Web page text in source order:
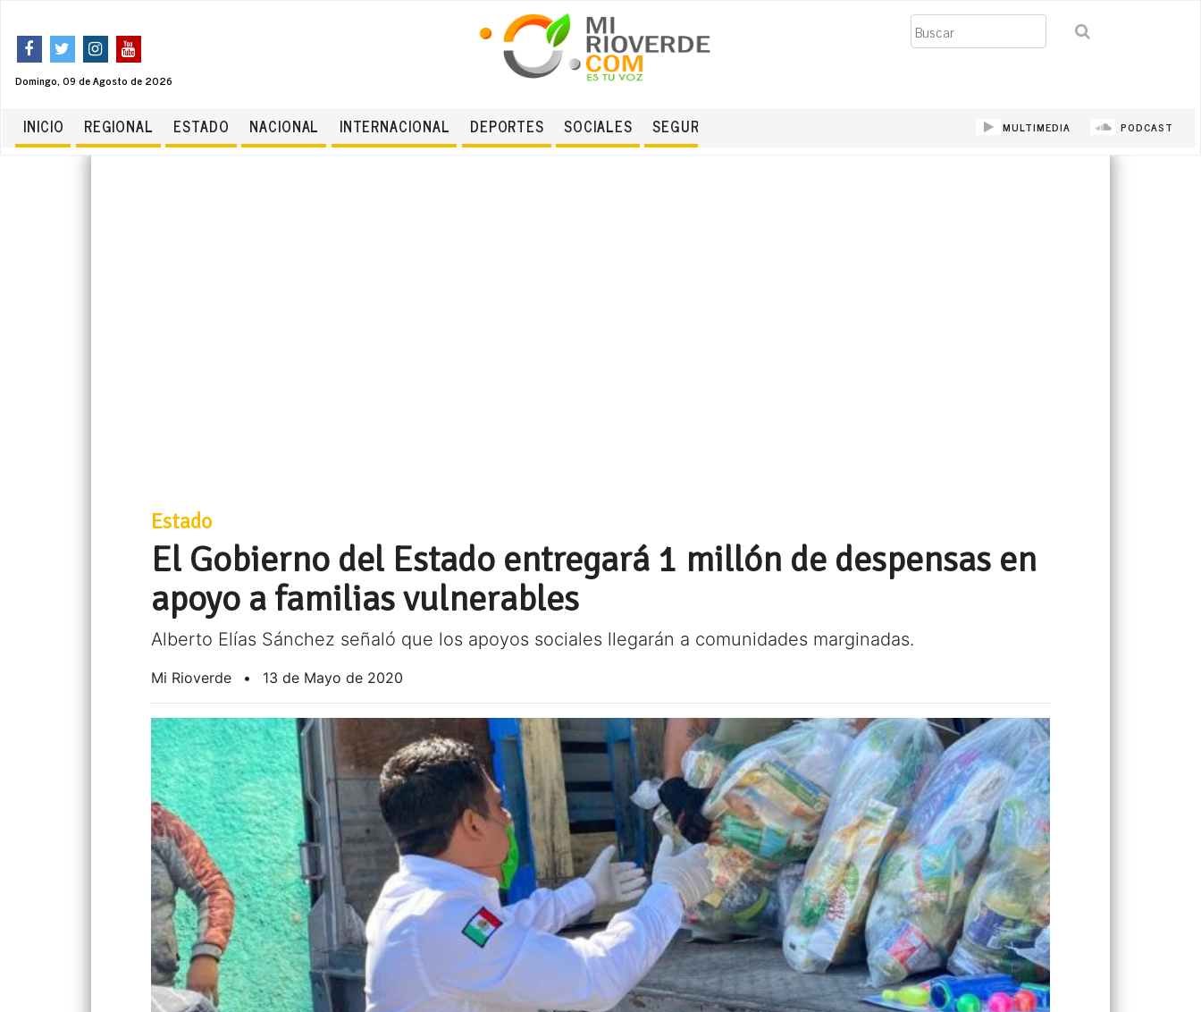
Domingo, 09 de Agosto de 2026
Buscar
INICIO REGIONAL ESTADO NACIONAL INTERNACIONAL DEPORTES SOCIALES SEGURIDAD MULTIMEDIA PODCAST
Estado
El Gobierno del Estado entregará 1 millón de despensas en
apoyo a familias vulnerables
Alberto Elías Sánchez señaló que los apoyos sociales llegarán a comunidades marginadas.
Mi Rioverde • 13 de Mayo de 2020